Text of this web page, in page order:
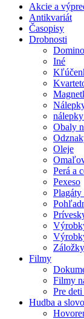
Akcie a
Antikvariát
Časopisy
Drobnosti
Domino
Iné
Obaly
Oleje
Perá a
Pexeso
Záložky
Filmy
Filmy
Pre
Hudba a slovo